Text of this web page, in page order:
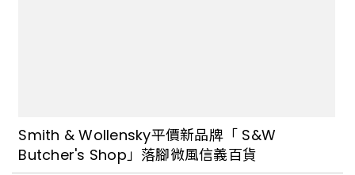
Smith & Wollensky平價新品牌「 S&W
Butcher's Shop」落腳微風信義百貨